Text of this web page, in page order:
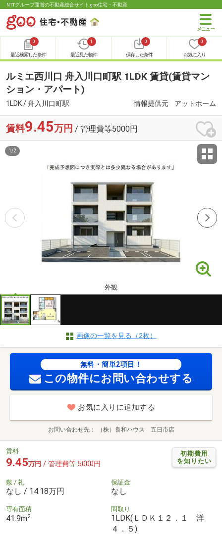
NTTグループ運営の不動産総合サイト goo住宅・不動産
0
最近検索した条件
1
最近見た物件
0
保存した条件
0
お気に入り
ルミエ西川口 舟入川口町駅 1LDK 賃貸(賃貸マン
ション・アパート)
1LDK / 舟入川口町駅 情報提供元 アットホーム
賃料9.45万円 / 管理費等5000円
外観
1 /2
画像の一覧を見る（2枚）
無料・簡単2項目！
この物件にお問い合わせする
お気に入りに追加する
お問い合わせ先 （株）良和ハウス 五日市店
初期費用
を知りたい
賃料
9.45万円 / 管理費等 5000円
敷 / 礼
なし / 14.18万円
保証金
なし
専有面積
41.9m2
間取り
1LDK(ＬＤＫ１２．１ 洋
４．５)